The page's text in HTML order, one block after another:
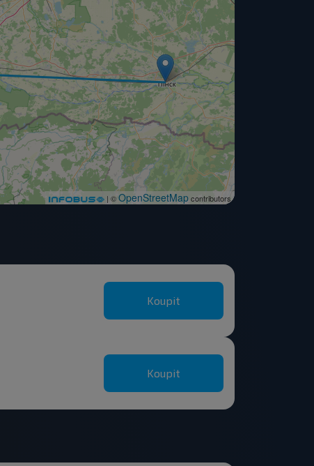
| ©OpenStreetMapcontributors
Koupit
Koupit